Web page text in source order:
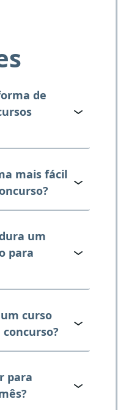
de
mais fácil
um
para
curso
para